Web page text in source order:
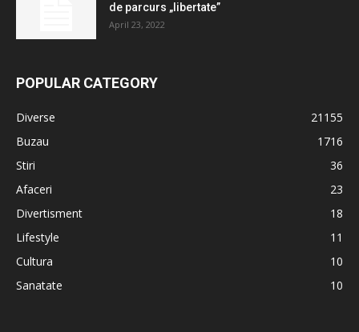
de parcurs „libertate”
April 23, 2022
POPULAR CATEGORY
Diverse
21155
Buzau
1716
Stiri
36
Afaceri
23
Divertisment
18
Lifestyle
11
Cultura
10
Sanatate
10